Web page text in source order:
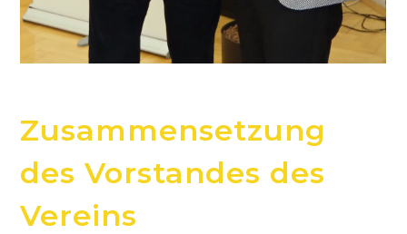
Zusammensetzung
des Vorstandes des
Vereins